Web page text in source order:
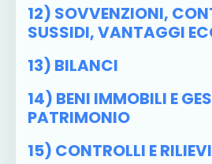
12) SOVVENZIONI,
SUSSIDI, VANTAGGI
13) BILANCI
14) BENI IMMOBILI E
PATRIMONIO
15) CONTROLLI E RILIEVI